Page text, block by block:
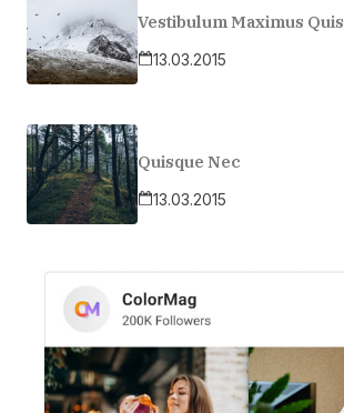
Vestibulum Maximus Quis
13.03.2015
Quisque Nec
13.03.2015